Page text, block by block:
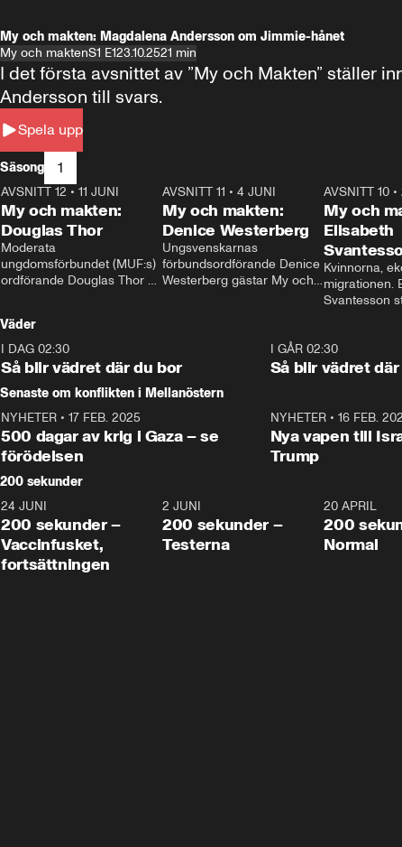
My och makten: Magdalena Andersson om Jimmie-hånet
My och maktenS1 E123.10.2521 min
Spela upp
I det första avsnittet av ”My och Makten” ställer
Andersson till svars.
Säsong 1
26:27
AVSNITT 12 • 11 JUNI
My och makten:
Douglas Thor
Moderata
ungdomsförbundet (MUF:s)
ordförande Douglas Thor
tonårsutvisningarna och hur
Moderaterna ska locka
väljare till valet i höst.
23:40
AVSNITT 11 •4 JUNI
My och makten:
Denice Westerberg
Ungsvenskarnas
förbundsordförande Denice
Westerberg gästar My och
AVSNITT 10 •
My och
Elisabeth
Kvinnorna,
migrationen.
Svantesson
Väder
I DAG 02:30
Så blir vädret där du bor
I GÅR 02:30
Så blir vädret
Senaste om konflikten i Mellanöstern
NYHETER • 17 FEB. 2025
500 dagar av krig i Gaza – se
förödelsen
NYHETER• 16 FEB.
Nya vapen till
Trump
200 sekunder
5:00
24 JUNI
200 sekunder –
Vaccinfusket,
fortsättningen
4:23
2 JUNI
200 sekunder –
Testerna
20 APRIL
200
Normal